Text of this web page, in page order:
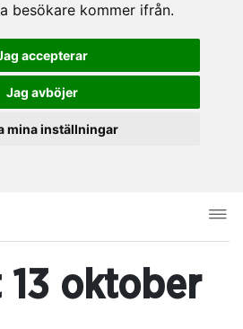
besökare kommer ifrån.
accepterar
Jag avböjer
mina inställningar
13 oktober